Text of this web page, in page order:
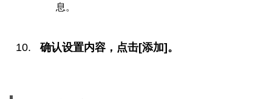
息。
确认设置内容，点击[添加]。